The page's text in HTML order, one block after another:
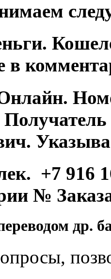
.
в
.
. +7 916
№
др.